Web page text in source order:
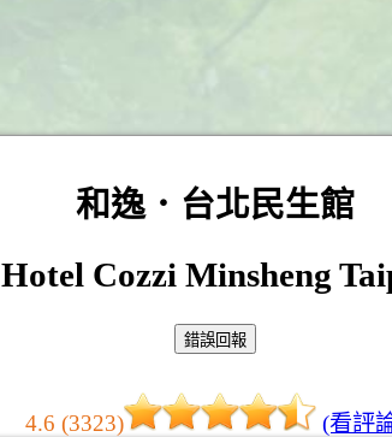
和逸．台北民生館
Hotel Cozzi Minsheng
4.6 (3323)
(看評